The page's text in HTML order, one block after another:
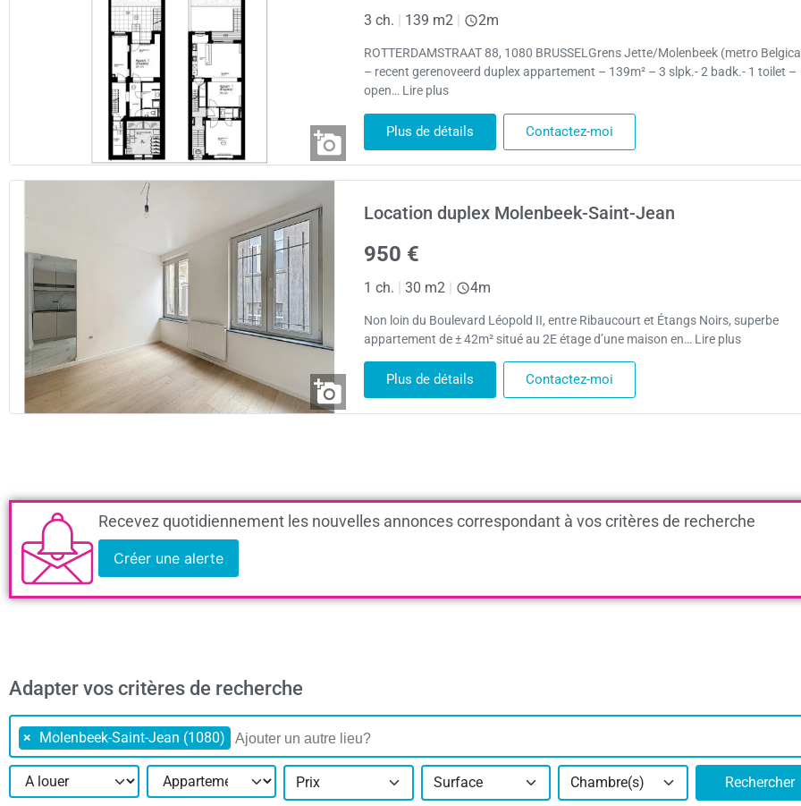
3 ch. | 139 m2 | 2m
ROTTERDAMSTRAAT 88, 1080 BRUSSELGrens Jette/Molenbeek (metro
– recent gerenoveerd duplex appartement – 139m² – 3 slpk.- 2 badk.- 1 toilet –
open… Lire plus
Plus de détails Contactez-moi
Location duplex Molenbeek-Saint-Jean
950 €
1 ch. | 30 m2 | 4m
Non loin du Boulevard Léopold II, entre Ribaucourt et Étangs Noirs, superbe
appartement de ± 42m² situé au 2E étage d’une maison en… Lire plus
Plus de détails Contactez-moi
Recevez quotidiennement les nouvelles annonces correspondant à vos critères de recherche
Créer une alerte
Adapter vos critères de recherche
× Molenbeek-Saint-Jean (1080)
Prix Surface Chambre(s) Rechercher